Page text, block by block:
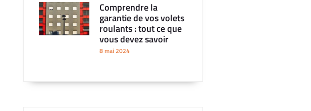
Comprendre la
garantie de vos volets
roulants : tout ce que
vous devez savoir
8 mai 2024